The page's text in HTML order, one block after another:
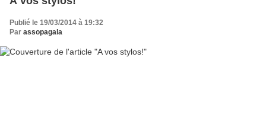
Publié le 19/03/2014 à 19:32
Par assopagala